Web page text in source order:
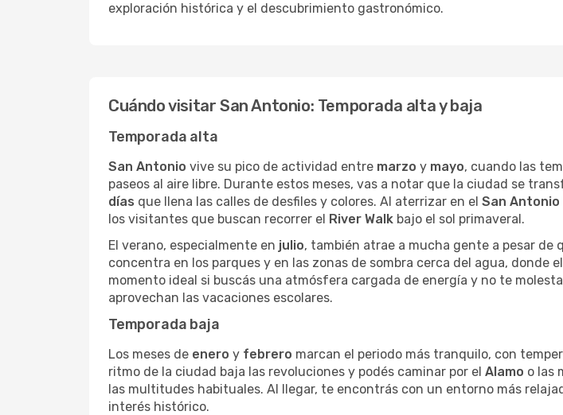
exploración histórica y el descubrimiento gastronómico.
Cuándo visitar San Antonio: Temporada alta y baja
Temporada alta
San Antonio vive su pico de actividad entre marzo y mayo, cuando las
paseos al aire libre. Durante estos meses, vas a notar que la ciudad se
días que llena las calles de desfiles y colores. Al aterrizar en el San
los visitantes que buscan recorrer el River Walk bajo el sol primaveral.
El verano, especialmente en julio, también atrae a mucha gente a pesar de
concentra en los parques y en las zonas de sombra cerca del agua, donde
momento ideal si buscás una atmósfera cargada de energía y no te
aprovechan las vacaciones escolares.
Temporada baja
Los meses de enero y febrero marcan el periodo más tranquilo, con
ritmo de la ciudad baja las revoluciones y podés caminar por el Alamo o las
las multitudes habituales. Al llegar, te encontrás con un entorno más
interés histórico.